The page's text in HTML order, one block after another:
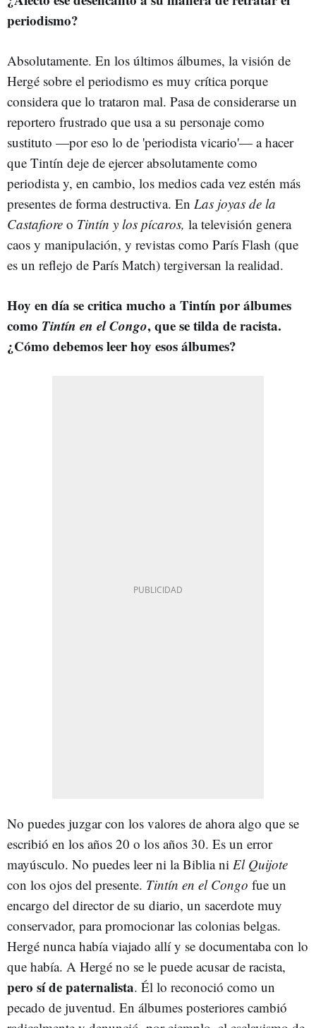
periodismo?
Absolutamente. En los últimos álbumes, la visión de
Hergé sobre el periodismo es muy crítica porque
considera que lo trataron mal. Pasa de considerarse un
reportero frustrado que usa a su personaje como
sustituto —por eso lo de 'periodista vicario'— a hacer
que Tintín deje de ejercer absolutamente como
periodista y, en cambio, los medios cada vez estén más
presentes de forma destructiva. En Las joyas de la
Castafiore o Tintín y los pícaros, la televisión genera
caos y manipulación, y revistas como París Flash (que
es un reflejo de París Match) tergiversan la realidad.
Hoy en día se critica mucho a Tintín por álbumes
como Tintín en el Congo, que se tilda de racista.
¿Cómo debemos leer hoy esos álbumes?
No puedes juzgar con los valores de ahora algo que se
escribió en los años 20 o los años 30. Es un error
mayúsculo. No puedes leer ni la Biblia ni El Quijote
con los ojos del presente. Tintín en el Congo fue un
encargo del director de su diario, un sacerdote muy
conservador, para promocionar las colonias belgas.
Hergé nunca había viajado allí y se documentaba con lo
que había. A Hergé no se le puede acusar de racista,
pero sí de paternalista. Él lo reconoció como un
pecado de juventud. En álbumes posteriores cambió